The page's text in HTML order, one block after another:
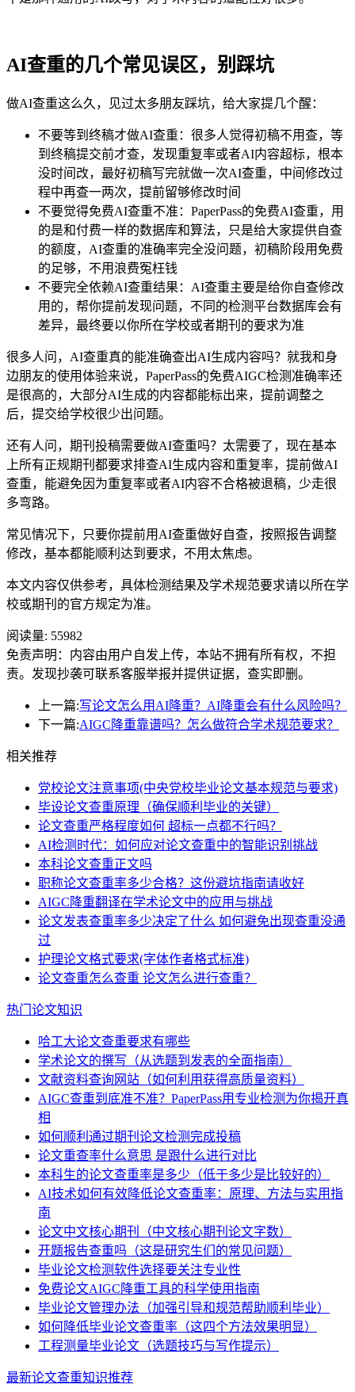
AI查重的几个常见误区，别踩坑
做AI查重这么久，见过太多朋友踩坑，给大家提几个醒：
不要等到终稿才做AI查重：很多人觉得初稿不用查，等
到终稿提交前才查，发现重复率或者AI内容超标，根本
没时间改，最好初稿写完就做一次AI查重，中间修改过
程中再查一两次，提前留够修改时间
不要觉得免费AI查重不准：PaperPass的免费AI查重，用
的是和付费一样的数据库和算法，只是给大家提供自查
的额度，AI查重的准确率完全没问题，初稿阶段用免费
的足够，不用浪费冤枉钱
不要完全依赖AI查重结果：AI查重主要是给你自查修改
用的，帮你提前发现问题，不同的检测平台数据库会有
差异，最终要以你所在学校或者期刊的要求为准
很多人问，AI查重真的能准确查出AI生成内容吗？就我和身
边朋友的使用体验来说，PaperPass的免费AIGC检测准确率还
是很高的，大部分AI生成的内容都能标出来，提前调整之
后，提交给学校很少出问题。
还有人问，期刊投稿需要做AI查重吗？太需要了，现在基本
上所有正规期刊都要求排查AI生成内容和重复率，提前做AI
查重，能避免因为重复率或者AI内容不合格被退稿，少走很
多弯路。
常见情况下，只要你提前用AI查重做好自查，按照报告调整
修改，基本都能顺利达到要求，不用太焦虑。
本文内容仅供参考，具体检测结果及学术规范要求请以所在学
校或期刊的官方规定为准。
阅读量: 55982
免责声明：内容由用户自发上传，本站不拥有所有权，不担
责。发现抄袭可联系客服举报并提供证据，查实即删。
上一篇:写论文怎么用AI降重？AI降重会有什么风险吗？
下一篇:AIGC降重靠谱吗？怎么做符合学术规范要求？
相关推荐
党校论文注意事项(中央党校毕业论文基本规范与要求)
毕设论文查重原理（确保顺利毕业的关键）
论文查重严格程度如何 超标一点都不行吗？
AI检测时代：如何应对论文查重中的智能识别挑战
本科论文查重正文吗
职称论文查重率多少合格？这份避坑指南请收好
AIGC降重翻译在学术论文中的应用与挑战
论文发表查重率多少决定了什么 如何避免出现查重没通
过
护理论文格式要求(字体作者格式标准)
论文查重怎么查重 论文怎么进行查重？
热门论文知识
哈工大论文查重要求有哪些
学术论文的撰写（从选题到发表的全面指南）
文献资料查询网站（如何利用获得高质量资料）
AIGC查重到底准不准？PaperPass用专业检测为你揭开真
相
如何顺利通过期刊论文检测完成投稿
论文重查率什么意思 是跟什么进行对比
本科生的论文查重率是多少（低于多少是比较好的）
AI技术如何有效降低论文查重率：原理、方法与实用指
南
论文中文核心期刊（中文核心期刊论文字数）
开题报告查重吗（这是研究生们的常见问题）
毕业论文检测软件选择要关注专业性
免费论文AIGC降重工具的科学使用指南
毕业论文管理办法（加强引导和规范帮助顺利毕业）
如何降低毕业论文查重率（这四个方法效果明显）
工程测量毕业论文（选题技巧与写作提示）
最新论文查重知识推荐